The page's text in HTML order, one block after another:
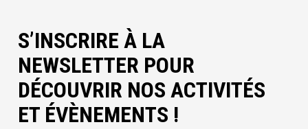
S’INSCRIRE À LA
NEWSLETTER POUR
DÉCOUVRIR NOS ACTIVITÉS
ET ÉVÈNEMENTS !